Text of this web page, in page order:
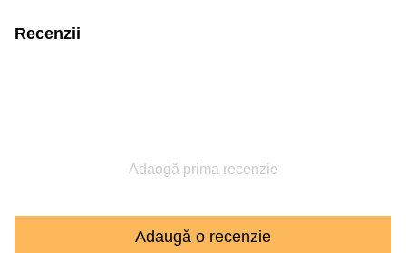
Recenzii
Adaogă prima recenzie
Adaugă o recenzie